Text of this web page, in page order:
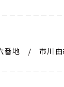
－－－－－－
番地 / 市川由
－－－－－－